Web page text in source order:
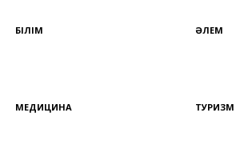
БІЛІМ ӘЛЕМ
МЕДИЦИНА ТУРИЗМ